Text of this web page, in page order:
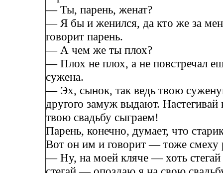
— Ты, парень, женат?
— Я бы и женился, да кто же за
говорит парень.
— А чем же ты плох?
— Плох не плох, а не повстречал
сужена.
— Эх, сынок, так ведь твою
другого замуж выдают. Настегивай
твою свадьбу сыграем!
Парень, конечно, думает, что
Вот он им и говорит — тоже смеху
— Ну, на моей кляче — хоть стегай